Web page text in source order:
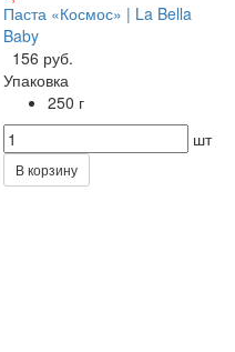
Паста «Космос» | La Bella
Baby
156 руб.
Упаковка
250 г
шт
В корзину